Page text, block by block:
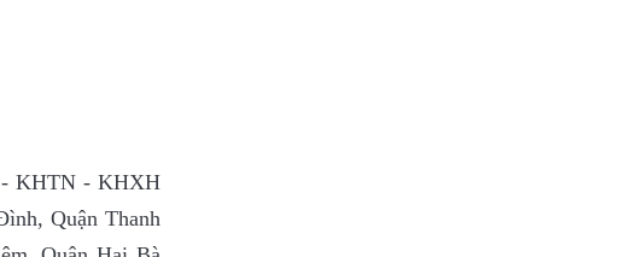
- KHTN - KHXH
Quận Thanh